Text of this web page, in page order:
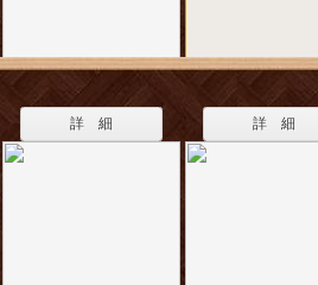
詳 細 詳 細